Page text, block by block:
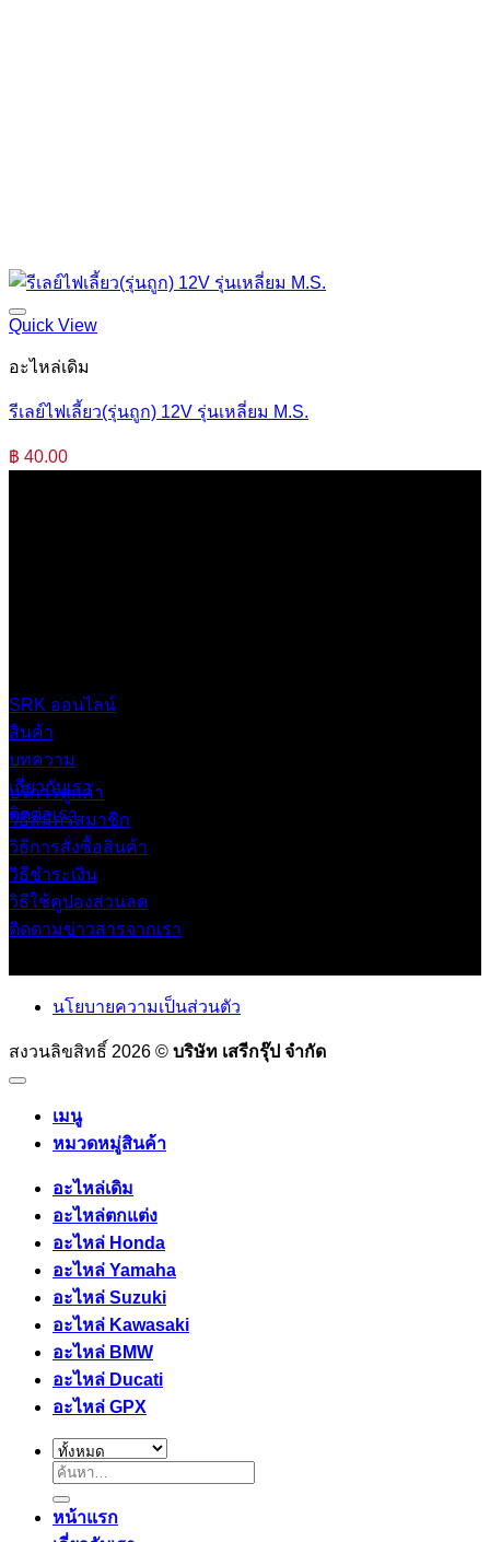
Quick View
อะไหล่เดิม
รีเลย์ไฟเลี้ยว(รุ่นถูก) 12V รุ่นเหลี่ยม M.S.
฿ 40.00
SRK ออนไลน์
สินค้า
บทความ
เกี่ยวกับเรา
ติดต่อเรา
บริการลูกค้า
วิธีสมัครสมาชิก
วิธีการสั่งซื้อสินค้า
วิธีชำระเงิน
วิธีใช้คูปองส่วนลด
ติดตามข่าวสารจากเรา
นโยบายความเป็นส่วนตัว
สงวนลิขสิทธิ์ 2026 © บริษัท เสรีกรุ๊ป จำกัด
เมนู
หมวดหมู่สินค้า
อะไหล่เดิม
อะไหล่ตกแต่ง
อะไหล่ Honda
อะไหล่ Yamaha
อะไหล่ Suzuki
อะไหล่ Kawasaki
อะไหล่ BMW
อะไหล่ Ducati
อะไหล่ GPX
ค้นหา:
หน้าแรก